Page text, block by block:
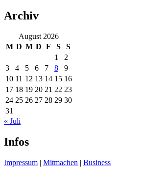
Archiv
August 2026
M D M D F S
S
1
2
3
4 5 6 7 8
9
10 11 12 13 14 15 16
17 18 19 20 21 22 23
24 25 26 27 28 29 30
31
« Juli
Infos
Impressum | Mitmachen | Business